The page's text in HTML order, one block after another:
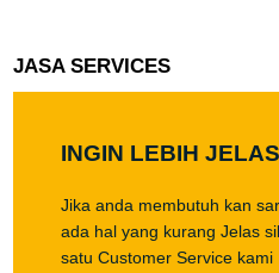
JASA SERVICES
INGIN LEBIH
Jika anda membutuh kan
ada hal yang kurang Jelas
satu Customer Service kami